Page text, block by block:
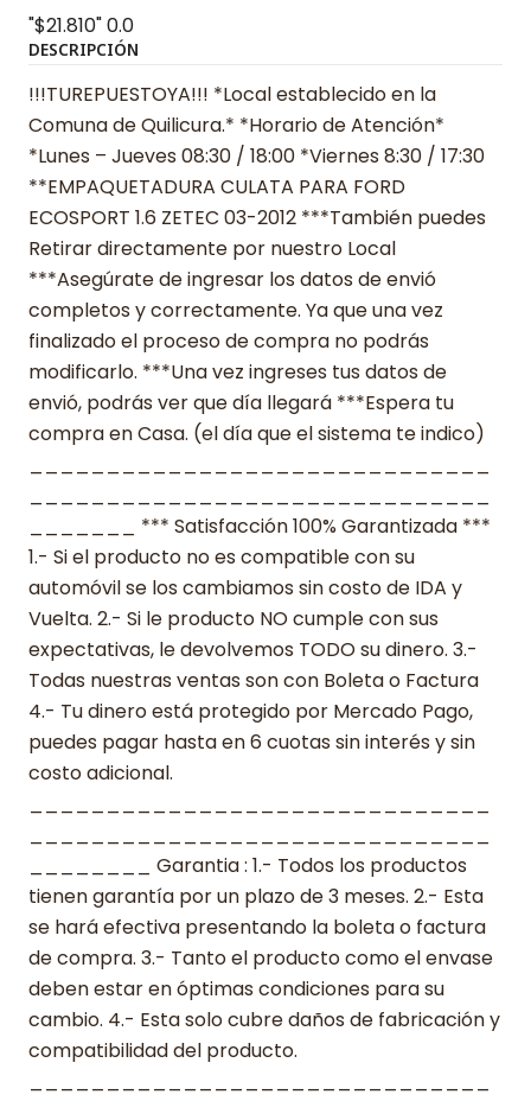
"$21.810"0.0
DESCRIPCIÓN
!!!TUREPUESTOYA!!! *Local establecido en la
Comuna de Quilicura.* *Horario de Atención*
*Lunes – Jueves 08:30 / 18:00 *Viernes 8:30 / 17:30
**EMPAQUETADURA CULATA PARA FORD
ECOSPORT 1.6 ZETEC 03-2012 ***También puedes
Retirar directamente por nuestro Local
***Asegúrate de ingresar los datos de envió
completos y correctamente. Ya que una vez
finalizado el proceso de compra no podrás
modificarlo. ***Una vez ingreses tus datos de
envió, podrás ver que día llegará ***Espera tu
compra en Casa. (el día que el sistema te indico)
_______ *** Satisfacción 100% Garantizada ***
1.- Si el producto no es compatible con su
automóvil se los cambiamos sin costo de IDA y
Vuelta. 2.- Si le producto NO cumple con sus
expectativas, le devolvemos TODO su dinero. 3.-
Todas nuestras ventas son con Boleta o Factura
4.- Tu dinero está protegido por Mercado Pago,
puedes pagar hasta en 6 cuotas sin interés y sin
costo adicional.
________ Garantia : 1.- Todos los productos
tienen garantía por un plazo de 3 meses. 2.- Esta
se hará efectiva presentando la boleta o factura
de compra. 3.- Tanto el producto como el envase
deben estar en óptimas condiciones para su
cambio. 4.- Esta solo cubre daños de fabricación y
compatibilidad del producto.